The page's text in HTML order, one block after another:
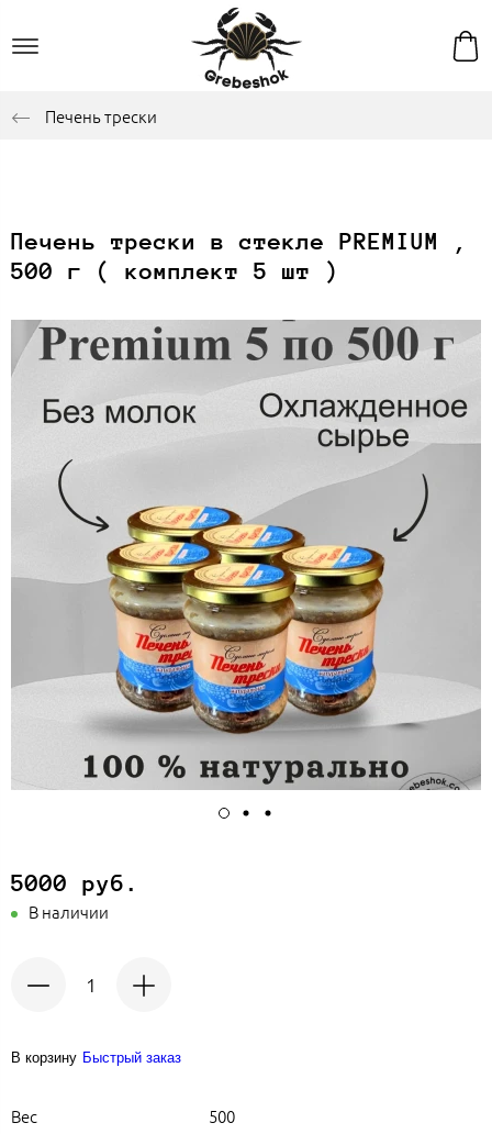
Печень трески
Печень трески в стекле PREMIUM ,
500 г ( комплект 5 шт )
5000 руб.
В наличии
В корзину Быстрый заказ
Вес 500